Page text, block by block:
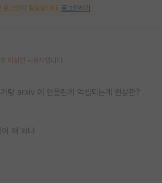
로그인이 필요합니다. 로그인하기
이상인 사용자입니다.
랑 arxiv 에 안올린게 억셉되는게 뭔상관?
이 왜 되냐